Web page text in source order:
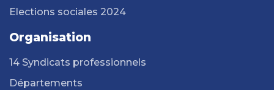
Elections sociales 2024
Organisation
14 Syndicats professionnels
Départements